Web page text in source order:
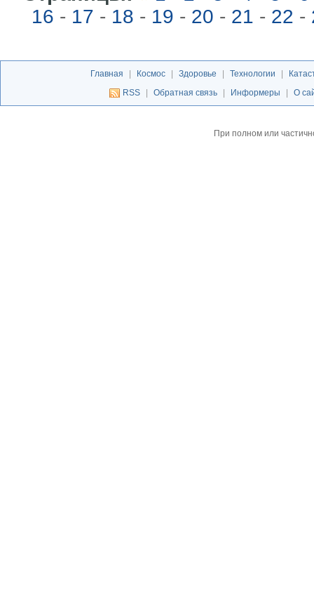
16 - 17 - 18 - 19 - 20 - 21 - 22 -
Главная Космос Здоровье Технологии
RSS
Обратная связь Информеры О
При полном или